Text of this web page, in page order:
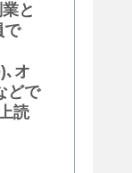
と
で
､オ
どで
読